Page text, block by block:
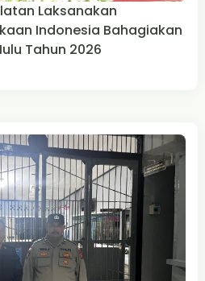
Laksanakan
Indonesia Bahagiakan
Tahun 2026